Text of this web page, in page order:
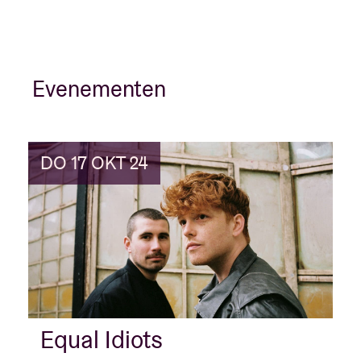
Evenementen
DO 17 OKT 24
Equal Idiots